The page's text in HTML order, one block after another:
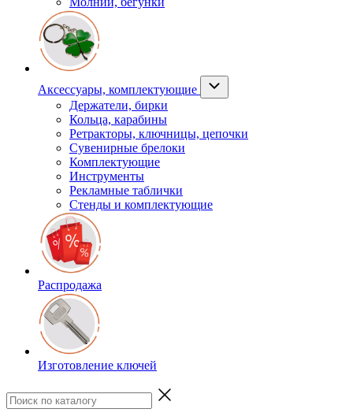
Аксессуары, комплектующие
Держатели, бирки
Кольца, карабины
Ретракторы, ключницы, цепочки
Сувенирные брелоки
Комплектующие
Инструменты
Рекламные таблички
Стенды и комплектующие
Распродажа
Изготовление ключей